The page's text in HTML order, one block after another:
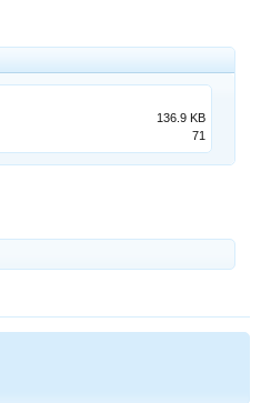
136.9 KB
71